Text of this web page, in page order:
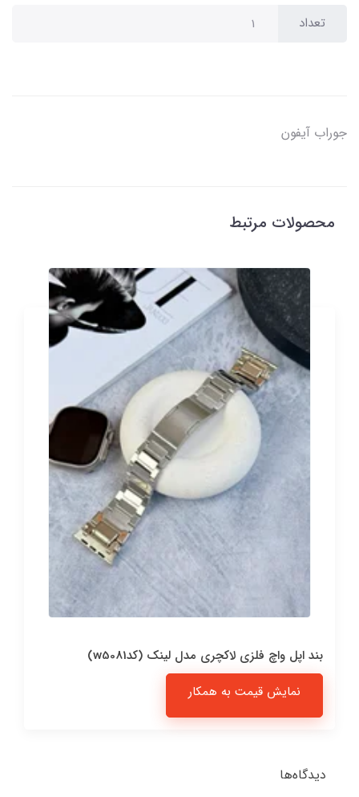
تعداد
جوراب آیفون
محصولات مرتبط
بند اپل واچ فلزی لاکچری مدل لینک (کدw5081)
نمایش قیمت به همکار
دیدگاه‌ها